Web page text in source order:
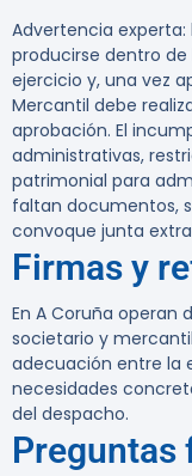
Advertencia experta:
producirse dentro de
ejercicio y, una vez
Mercantil debe
aprobación. El
administrativas,
patrimonial para
faltan documentos,
convoque junta
Firmas y
En A Coruña operan
societario y
adecuación entre la
necesidades
del despacho.
Preguntas